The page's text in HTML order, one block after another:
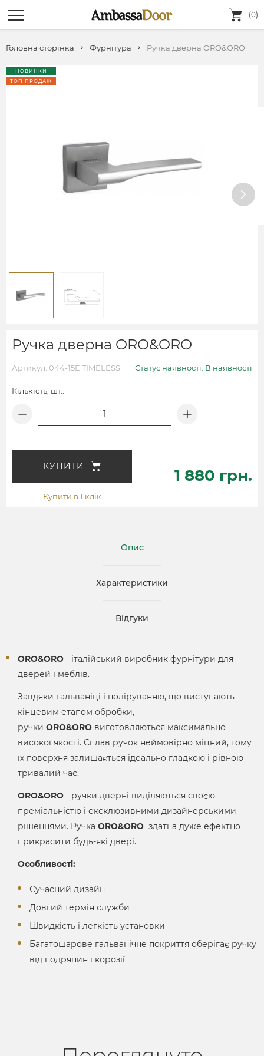
(0)
Головна сторінка Фурнітура Ручка дверна ORO&ORO
НОВИНКИ
ТОП ПРОДАЖ
Ручка дверна ORO&ORO
Артикул: 044-15E TIMELESS Статус наявності: В наявності
Кількість, шт.:
КУПИТИ
Купити в 1 клік
1 880 грн.
Опис
Характеристики
Відгуки
ORO&ORO - італійський виробник фурнітури для
дверей і меблів.
Завдяки гальваніці і поліруванню, що виступають
кінцевим етапом обробки,
ручки ORO&ORO виготовляються максимально
високої якості. Сплав ручок неймовірно міцний, тому
їх поверхня залишається ідеально гладкою і рівною
тривалий час.
ORO&ORO - ручки дверні виділяються своєю
преміальністю і ексклюзивними дизайнерськими
рішеннями. Ручка ORO&ORO здатна дуже ефектно
прикрасити будь-які двері.
Особливості:
Сучасний дизайн
Довгий термін служби
Швидкість і легкість установки
Багатошарове гальванічне покриття оберігає ручку
від подряпин і корозії